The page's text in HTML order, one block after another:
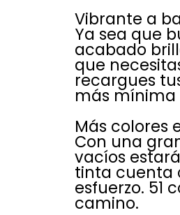
Vibrante a
Ya sea que
acabado
que
recargues
más
Más colores
Con una
vacíos
tinta cuenta
esfuerzo. 51
camino.